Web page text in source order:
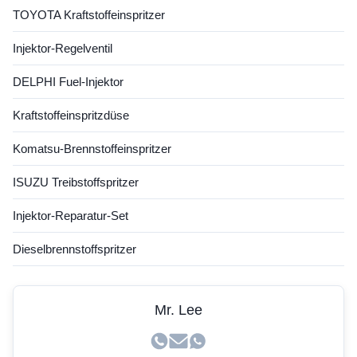
TOYOTA Kraftstoffeinspritzer
Injektor-Regelventil
DELPHI Fuel-Injektor
Kraftstoffeinspritzdüse
Komatsu-Brennstoffeinspritzer
ISUZU Treibstoffspritzer
Injektor-Reparatur-Set
Dieselbrennstoffspritzer
Mr. Lee